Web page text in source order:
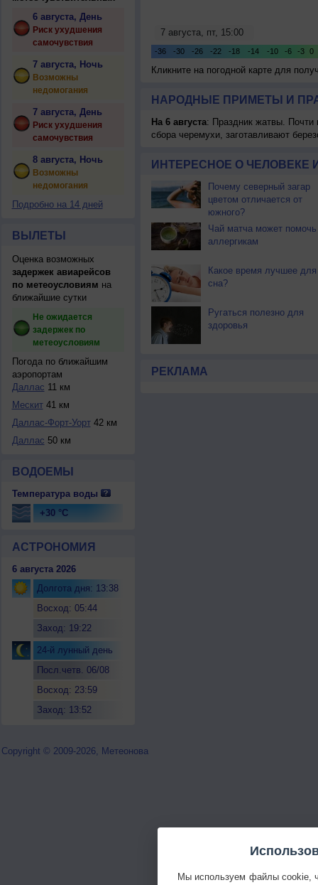
6 августа, День
Риск ухудшения
самочувствия
7 августа, Ночь
Возможны
недомогания
7 августа, День
Риск ухудшения
самочувствия
8 августа, Ночь
Возможны
недомогания
Подробно на 14 дней
ВЫЛЕТЫ
Оценка возможных
задержек авиарейсов
по метеоусловиям на
ближайшие сутки
Не ожидается
задержек по
метеоусловиям
Погода по ближайшим
аэропортам
Даллас 11 км
Мескит41 км
Даллас-Форт-Уорт42 км
Даллас 50 км
ВОДОЕМЫ
Температура воды
+30 °C
АСТРОНОМИЯ
6 августа 2026
Долгота дня: 13:38
Восход: 05:44
Заход: 19:22
24-й лунный день
Посл.четв. 06/08
Восход: 23:59
Заход: 13:52
Кликните на погодной карте для
НАРОДНЫЕ ПРИМЕТЫ И
На 6 августа: Праздник жатвы. Почти
сбора черемухи, заготавливают
ИНТЕРЕСНОЕ О ЧЕЛОВЕКЕ
Почему северный загар
цветом отличается от
южного?
Чай матча может помочь
аллергикам
Какое время лучшее для
сна?
Ругаться полезно для
здоровья
РЕКЛАМА
Copyright © 2009-2026, Метеонова
Мы используем файлы cookie,